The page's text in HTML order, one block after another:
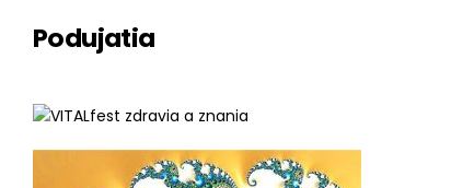
Podujatia